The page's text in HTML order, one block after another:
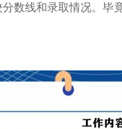
数线和录取情况。毕